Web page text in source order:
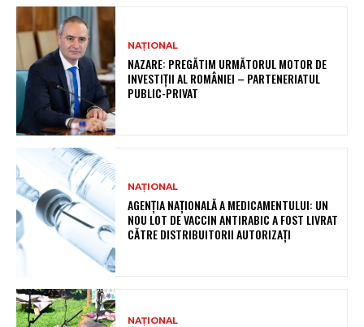
NAȚIONAL
NAZARE: PREGĂTIM URMĂTORUL MOTOR DE
INVESTIȚII AL ROMÂNIEI – PARTENERIATUL
PUBLIC-PRIVAT
NAȚIONAL
AGENȚIA NAȚIONALĂ A MEDICAMENTULUI: UN
NOU LOT DE VACCIN ANTIRABIC A FOST LIVRAT
CĂTRE DISTRIBUITORII AUTORIZAȚI
NAȚIONAL